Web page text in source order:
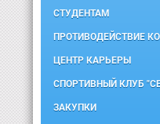
СТУДЕНТАМ
ПРОТИВОДЕЙСТВИЕ
ЦЕНТР КАРЬЕРЫ
СПОРТИВНЫЙ КЛУБ
ЗАКУПКИ